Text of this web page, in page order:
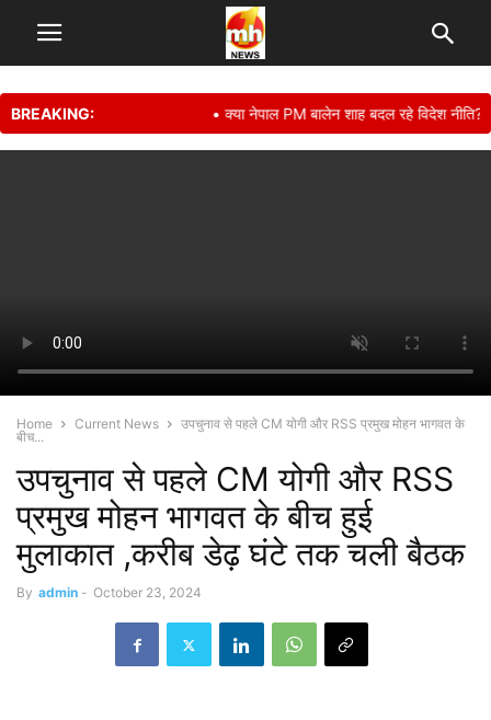
BREAKING: • क्या नेपाल PM बालेन शाह बदल रहे विदेश नीति?
Home Current News
उपचुनाव से पहले CM योगी और RSS प्रमुख मोहन भागवत के
बीच...
उपचुनाव से पहले CM योगी और RSS
प्रमुख मोहन भागवत के बीच हुई
मुलाकात ,करीब डेढ़ घंटे तक चली बैठक
By admin - October 23, 2024